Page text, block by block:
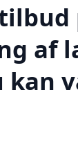
af
kan